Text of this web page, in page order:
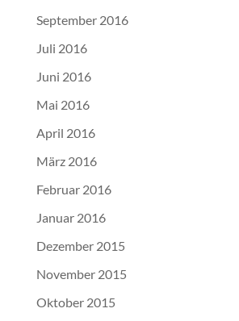
September 2016
Juli 2016
Juni 2016
Mai 2016
April 2016
März 2016
Februar 2016
Januar 2016
Dezember 2015
November 2015
Oktober 2015